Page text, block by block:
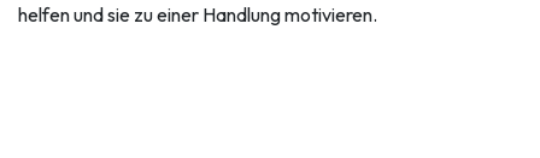
helfen und sie zu einer Handlung motivieren.